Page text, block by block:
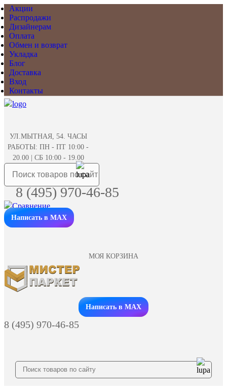
Акции
Распродажи
Дизайнерам
Оплата
Обмен и возврат
Укладка
Блог
Доставка
Вход
Контакты
УЛ.МЫТНАЯ, 54. ЧАСЫ
РАБОТЫ: ПН - ПТ 10:00 -
20.00 | СБ 10:00 - 19.00
8 (495) 970-46-85
Написать в MAX
МОЯ КОРЗИНА
Заказать звонок
Написать в MAX
8 (495) 970-46-85